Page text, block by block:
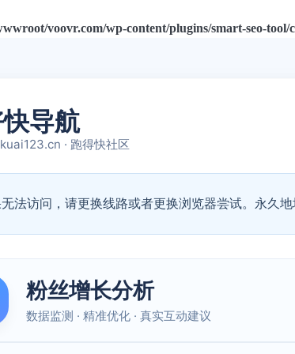
voovr.com/wp-content/plugins/smart-seo-tool/